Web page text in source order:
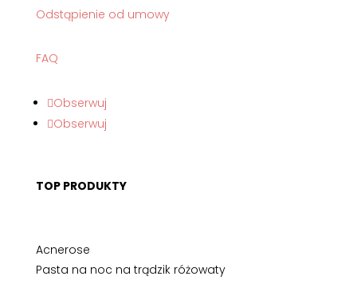
Odstąpienie od umowy
FAQ
Obserwuj
Obserwuj
TOP PRODUKTY
Acnerose
Pasta na noc na trądzik różowaty